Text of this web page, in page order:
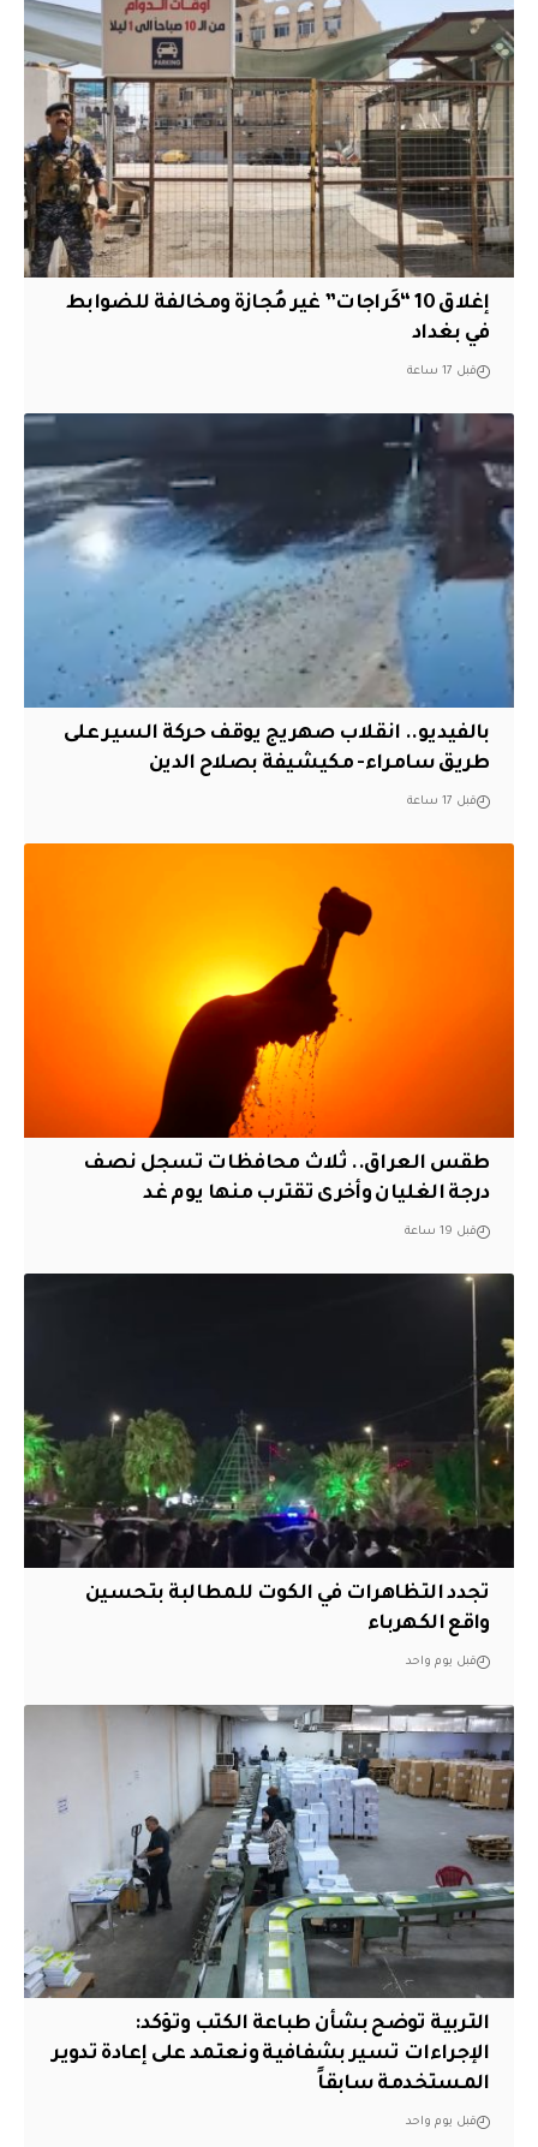
إغلاق 10 “كَراجات” غير مُجازة ومخالفة للضوابط
في بغداد
قبل 17 ساعة
بالفيديو.. انقلاب صهريج يوقف حركة السير على
طريق سامراء- مكيشيفة بصلاح الدين
قبل 17 ساعة
طقس العراق.. ثلاث محافظات تسجل نصف
درجة الغليان وأخرى تقترب منها يوم غد
قبل 19 ساعة
تجدد التظاهرات في الكوت للمطالبة بتحسين
واقع الكهرباء
قبل يوم واحد
التربية توضح بشأن طباعة الكتب وتؤكد:
الإجراءات تسير بشفافية ونعتمد على إعادة تدوير
المستخدمة سابقاً
قبل يوم واحد